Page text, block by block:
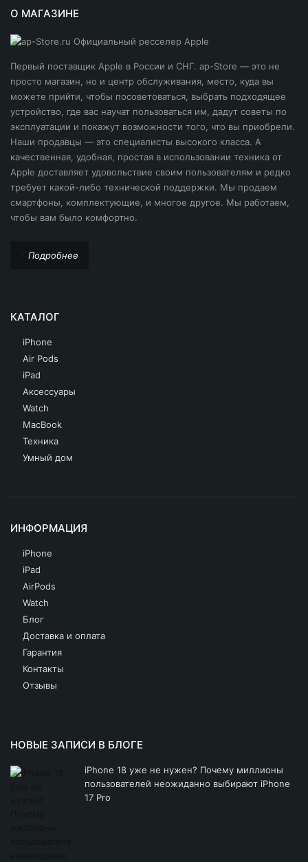
О МАГАЗИНЕ
Первый поставщик Apple в России и СНГ. ap-Store — это не
просто магазин, но и центр обслуживания, место, куда вы
можете прийти, чтобы посоветоваться, выбрать подходящее
устройство, где вас научат пользоваться им, дадут советы по
эксплуатации и покажут возможности того, что вы приобрели.
Наши продавцы — это специалисты высокого класса. А
качественная, удобная, простая в использовании техника от
Apple доставляет удовольствие своим пользователям и редко
требует какой-либо технической поддержки. Мы продаем
смартфоны, комплектующие, и многое другое. Мы работаем,
чтобы вам было комфортно.
Подробнее
КАТАЛОГ
iPhone
Air Pods
iPad
Аксессуары
Watch
MacBook
Техника
Умный дом
ИНФОРМАЦИЯ
iPhone
iPad
AirPods
Watch
Блог
Доставка и оплата
Гарантия
Контакты
Отзывы
НОВЫЕ ЗАПИСИ В БЛОГЕ
iPhone 18 уже не нужен? Почему миллионы
пользователей неожиданно выбирают iPhone
17 Pro